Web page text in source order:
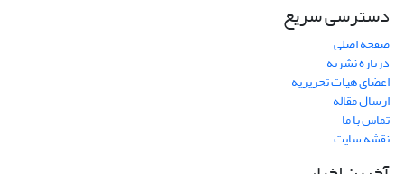
دسترسی سریع
صفحه اصلی
درباره نشریه
اعضای هیات تحریریه
ارسال مقاله
تماس با ما
نقشه سایت